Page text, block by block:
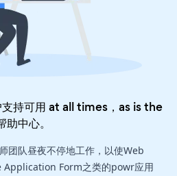
持可用 at all times，as is the
助中心。
团队昼夜不停地工作，以使Web
Form之类的powr应用